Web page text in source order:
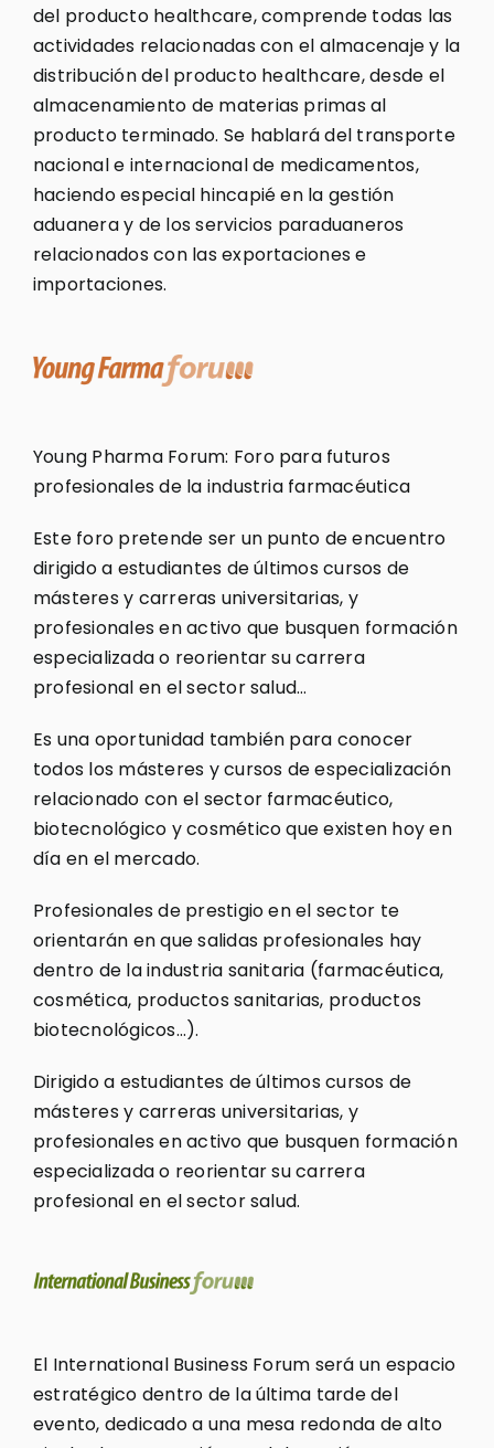
del producto healthcare, comprende todas las
actividades relacionadas con el almacenaje y la
distribución del producto healthcare, desde el
almacenamiento de materias primas al
producto terminado. Se hablará del transporte
nacional e internacional de medicamentos,
haciendo especial hincapié en la gestión
aduanera y de los servicios paraduaneros
relacionados con las exportaciones e
importaciones.
Young Pharma Forum: Foro para futuros
profesionales de la industria farmacéutica
Este foro pretende ser un punto de encuentro
dirigido a estudiantes de últimos cursos de
másteres y carreras universitarias, y
profesionales en activo que busquen formación
especializada o reorientar su carrera
profesional en el sector salud…
Es una oportunidad también para conocer
todos los másteres y cursos de especialización
relacionado con el sector farmacéutico,
biotecnológico y cosmético que existen hoy en
día en el mercado.
Profesionales de prestigio en el sector te
orientarán en que salidas profesionales hay
dentro de la industria sanitaria (farmacéutica,
cosmética, productos sanitarias, productos
biotecnológicos…).
Dirigido a estudiantes de últimos cursos de
másteres y carreras universitarias, y
profesionales en activo que busquen formación
especializada o reorientar su carrera
profesional en el sector salud.
El International Business Forum será un espacio
estratégico dentro de la última tarde del
evento, dedicado a una mesa redonda de alto